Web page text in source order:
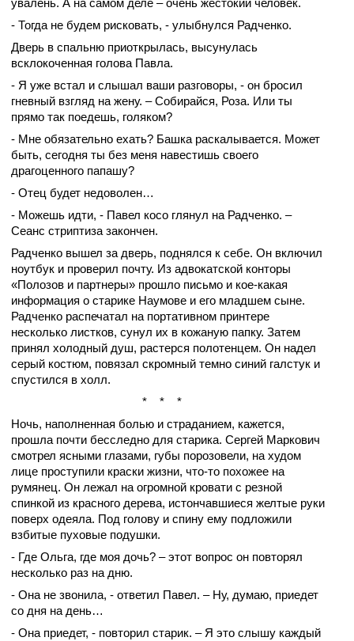
увалень. А на самом деле – очень жестокий человек.
- Тогда не будем рисковать, - улыбнулся Радченко.
Дверь в спальню приоткрылась, высунулась
всклокоченная голова Павла.
- Я уже встал и слышал ваши разговоры, - он бросил
гневный взгляд на жену. – Собирайся, Роза. Или ты
прямо так поедешь, голяком?
- Мне обязательно ехать? Башка раскалывается. Может
быть, сегодня ты без меня навестишь своего
драгоценного папашу?
- Отец будет недоволен…
- Можешь идти, - Павел косо глянул на Радченко. –
Сеанс стриптиза закончен.
Радченко вышел за дверь, поднялся к себе. Он включил
ноутбук и проверил почту. Из адвокатской конторы
«Полозов и партнеры» прошло письмо и кое-какая
информация о старике Наумове и его младшем сыне.
Радченко распечатал на портативном принтере
несколько листков, сунул их в кожаную папку. Затем
принял холодный душ, растерся полотенцем. Он надел
серый костюм, повязал скромный темно синий галстук и
спустился в холл.
*
*
*
Ночь, наполненная болью и страданием, кажется,
прошла почти бесследно для старика. Сергей Маркович
смотрел ясными глазами, губы порозовели, на худом
лице проступили краски жизни, что-то похожее на
румянец. Он лежал на огромной кровати с резной
спинкой из красного дерева, истончавшиеся желтые руки
поверх одеяла. Под голову и спину ему подложили
взбитые пуховые подушки.
- Где Ольга, где моя дочь? – этот вопрос он повторял
несколько раз на дню.
- Она не звонила, - ответил Павел. – Ну, думаю, приедет
со дня на день…
- Она приедет, - повторил старик. – Я это слышу каждый